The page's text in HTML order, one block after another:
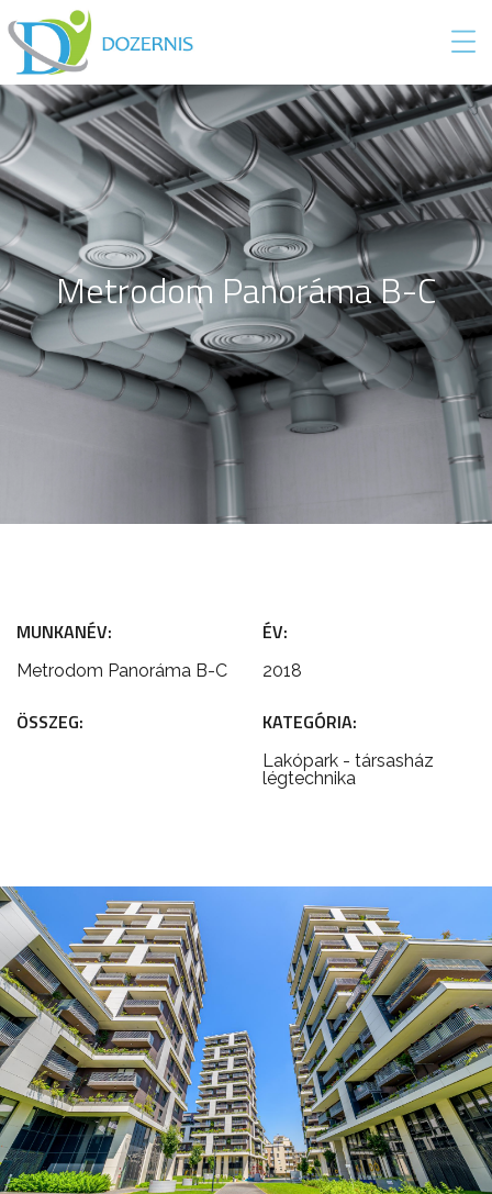
Metrodom Panoráma B-C
MUNKANÉV:
Metrodom Panoráma B-C
ÉV:
2018
ÖSSZEG: KATEGÓRIA:
Lakópark - társasház
légtechnika